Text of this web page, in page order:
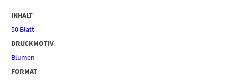
INHALT
50 Blatt
DRUCKMOTIV
Blumen
FORMAT